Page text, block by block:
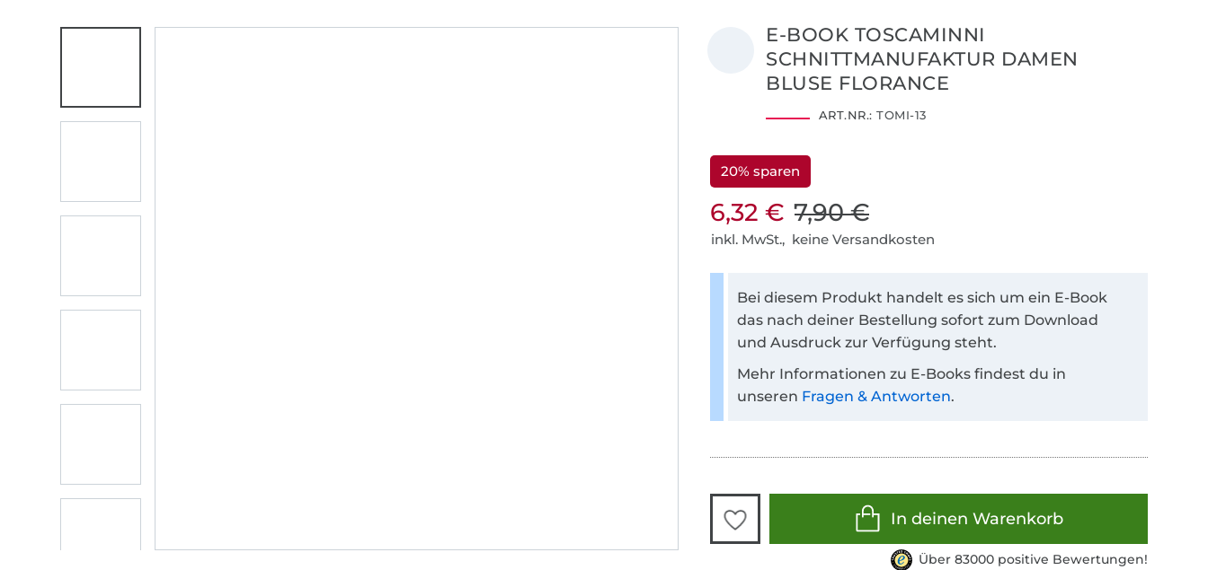
E-BOOK TOSCAMINNI
SCHNITTMANUFAKTUR DAMEN
BLUSE FLORANCE
ART.NR.: TOMI-13
20% sparen
6,32 € 7,90 €
inkl. MwSt., keine Versandkosten
Bei diesem Produkt handelt es sich um ein E-Book
das nach deiner Bestellung sofort zum Download
und Ausdruck zur Verfügung steht.
Mehr Informationen zu E-Books findest du in
unseren Fragen & Antworten.
In deinen Warenkorb
Über 83000 positive Bewertungen!